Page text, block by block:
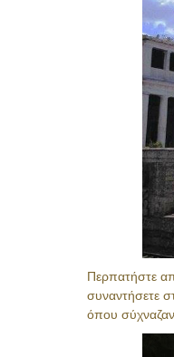
Περπατήστε
συναντήσετε
όπου σύχναζαν